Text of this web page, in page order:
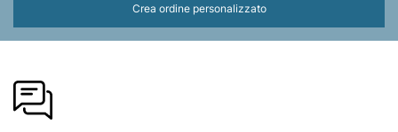
Crea ordine personalizzato